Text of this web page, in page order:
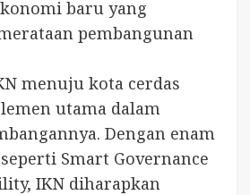
baru yang
pembangunan
menuju kota cerdas
utama dalam
Dengan enam
Smart Governance
IKN diharapkan